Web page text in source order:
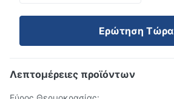
Ερώτηση Τώρα
Λεπτομέρειες προϊόντων